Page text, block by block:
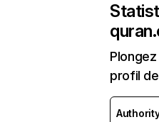
profil